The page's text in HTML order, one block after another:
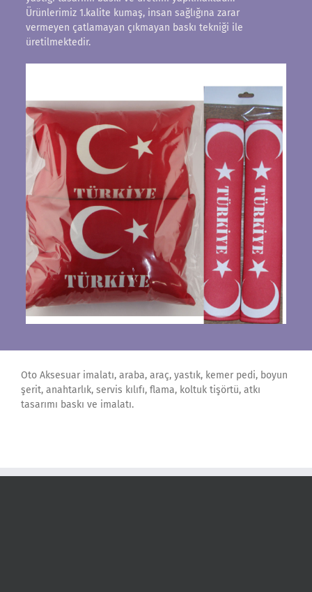
Ürünlerimiz 1.kalite kumaş, insan sağlığına zarar
vermeyen çatlamayan çıkmayan baskı tekniği ile
üretilmektedir.
Oto Aksesuar imalatı, araba, araç, yastık, kemer pedi, boyun
şerit, anahtarlık, servis kılıfı, flama, koltuk tişörtü, atkı
tasarımı baskı ve imalatı.